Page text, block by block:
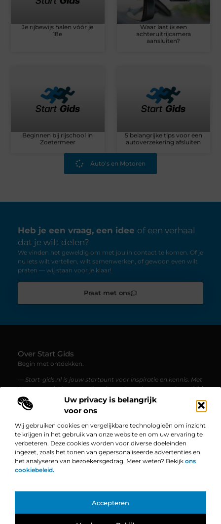
Uw privacy is belangrijk
voor ons
Wij gebruiken cookies en vergelijkbare technologieën om inzicht
te krijgen in het gebruik van onze website en om uw ervaring te
verbeteren. Deze cookies worden voor diverse doeleinden
ingezet, zoals het tonen van gepersonaliseerde advertenties en
het analyseren van bezoekersgedrag. Meer weten? Bekijk ons
cookiebeleid.
Accepteren
Je rijbewijs halen vóór je
18e
Waar laat ik een
achteruitrijcamera
aansluiten?
Beginnen bij rijschool in
Zoetermeer
5 belangrijke tips voor een
autoverzekering afsluiten
Auto's en Motoren
Heb je een vraag, een idee of een verhaal
dat je wilt delen?
We vinden het geweldig om met jou in contact te komen. Of je
nu iets wilt vertellen, wilt samenwerken, of gewoon even wilt
praten — wij staan voor je klaar!
Praat met ons
Over Start Gids
Begin met ontdekken.
— Start-gids.nl is jouw startpunt voor inspiratie en kennis. Met
blogs en artikelen over uiteenlopende onderwerpen, is er altijd
iets nieuws te lezen.
Onze informatie